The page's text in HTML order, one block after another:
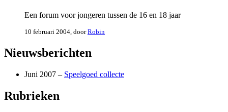
Een forum voor jongeren tussen de 16 en 18 jaar
10 februari 2004, doorRobin
Nieuwsberichten
Juni 2007 – Speelgoed collecte
Rubrieken